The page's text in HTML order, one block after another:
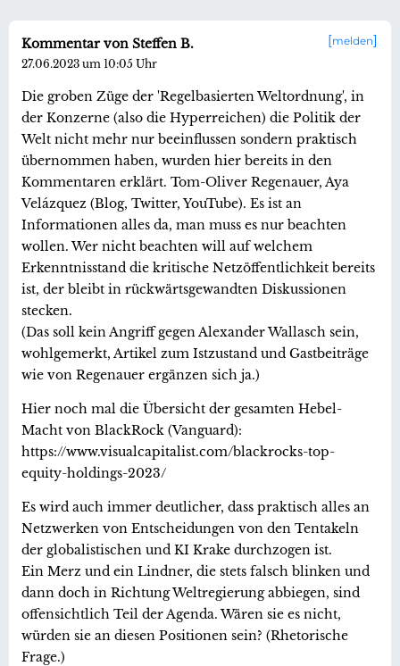
melden
Kommentar von Steffen B.
27.06.2023 um 10:05 Uhr
Die groben Züge der 'Regelbasierten Weltordnung', in
der Konzerne (also die Hyperreichen) die Politik der
Welt nicht mehr nur beeinflussen sondern praktisch
übernommen haben, wurden hier bereits in den
Kommentaren erklärt. Tom-Oliver Regenauer, Aya
Velázquez (Blog, Twitter, YouTube). Es ist an
Informationen alles da, man muss es nur beachten
wollen. Wer nicht beachten will auf welchem
Erkenntnisstand die kritische Netzöffentlichkeit bereits
ist, der bleibt in rückwärtsgewandten Diskussionen
stecken.
(Das soll kein Angriff gegen Alexander Wallasch sein,
wohlgemerkt, Artikel zum Istzustand und Gastbeiträge
wie von Regenauer ergänzen sich ja.)
Hier noch mal die Übersicht der gesamten Hebel-
Macht von BlackRock (Vanguard):
https://www.visualcapitalist.com/blackrocks-top-
equity-holdings-2023/
Es wird auch immer deutlicher, dass praktisch alles an
Netzwerken von Entscheidungen von den Tentakeln
der globalistischen und KI Krake durchzogen ist.
Ein Merz und ein Lindner, die stets falsch blinken und
dann doch in Richtung Weltregierung abbiegen, sind
offensichtlich Teil der Agenda. Wären sie es nicht,
würden sie an diesen Positionen sein? (Rhetorische
Frage.)